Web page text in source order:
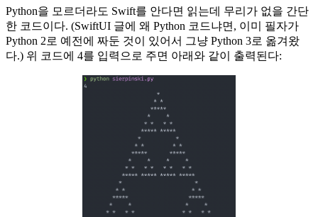
Python을 모르더라도 Swift를 안다면 읽는데 무리가 없을 간단
한 코드이다. (SwiftUI 글에 왜 Python 코드냐면, 이미 필자가
Python 2로 예전에 짜둔 것이 있어서 그냥 Python 3로 옮겨왔
다.) 위 코드에 4를 입력으로 주면 아래와 같이 출력된다: